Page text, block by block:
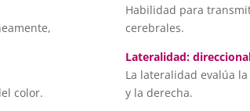
color.
Habilidad para
cerebrales.
Lateralidad:
La lateralidad evalúa
y la derecha.